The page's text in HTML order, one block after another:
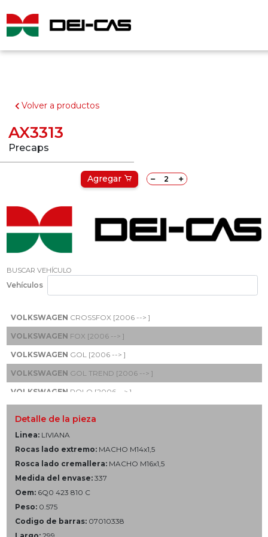
Volver a productos
AX3313
Precaps
Agregar
BUSCAR VEHÍCULO
Vehículos
VOLKSWAGEN CROSSFOX [2006 --> ]
VOLKSWAGEN FOX [2006 --> ]
VOLKSWAGEN GOL [2006 --> ]
VOLKSWAGEN GOL TREND [2006 --> ]
VOLKSWAGEN POLO [2006 --> ]
Detalle de la pieza
Linea: LIVIANA
Rocas lado extremo: MACHO M14x1,5
Rosca lado cremallera: MACHO M16x1,5
Medida del envase: 337
Oem: 6Q0 423 810 C
Peso: 0.575
Codigo de barras: 07010338